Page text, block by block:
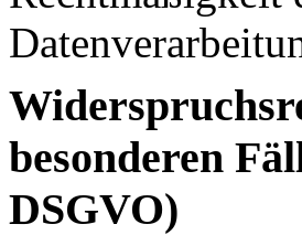
besonderen
DSGVO)